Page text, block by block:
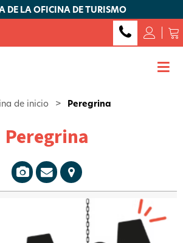
DE LA OFICINA DE TURISMO
de inicio > Peregrina
Peregrina